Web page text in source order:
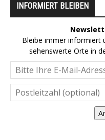
INFORMIERT BLEIBEN
Bleibe immer informiert
sehenswerte Orte in